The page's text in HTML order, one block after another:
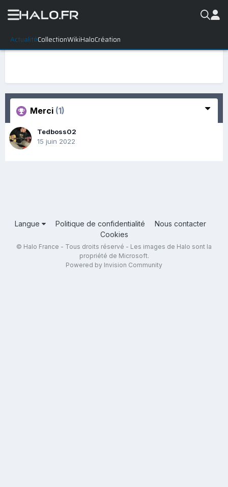
ActualitéCollectionWikiHaloCréation
Merci (1)
Tedboss02
15 juin 2022
Langue Politique de confidentialité
Nous contacter
Cookies
© Halo France - Tous droits réservé - Les images de Halo sont la
propriété de Microsoft.
Powered by Invision Community